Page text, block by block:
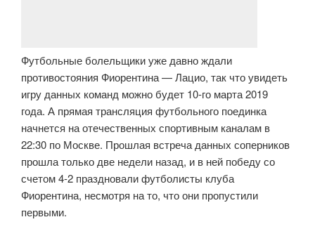
Футбольные болельщики уже давно ждали
противостояния Фиорентина — Лацио, так что увидеть
игру данных команд можно будет 10-го марта 2019
года. А прямая трансляция футбольного поединка
начнется на отечественных спортивным каналам в
22:30 по Москве. Прошлая встреча данных соперников
прошла только две недели назад, и в ней победу со
счетом 4-2 праздновали футболисты клуба
Фиорентина, несмотря на то, что они пропустили
первыми.